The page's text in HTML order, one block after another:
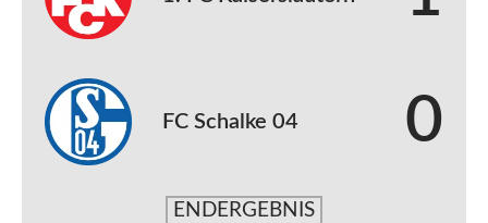
FC Schalke 04 0
ENDERGEBNIS